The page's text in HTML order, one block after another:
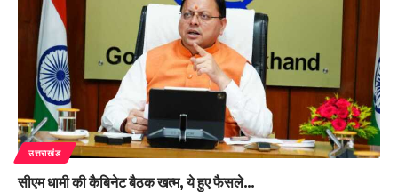
उत्तराखंड
सीएम धामी की कैबिनेट बैठक खत्म, ये हुए फैसले…